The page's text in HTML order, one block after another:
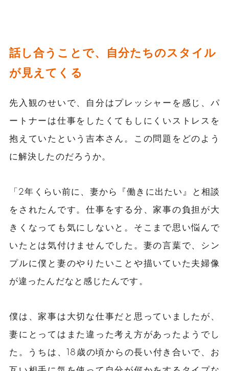
話し合うことで、自分たちのスタイル
が見えてくる
先入観のせいで、自分はプレッシャーを感じ、パ
ートナーは仕事をしたくてもしにくいストレスを
抱えていたという吉本さん。この問題をどのよう
に解決したのだろうか。
「2年くらい前に、妻から『働きに出たい』と相談
をされたんです。仕事をする分、家事の負担が大
きくなっても気にしないと。そこま で思い悩んで
いたとは気付けませんでした。妻の言葉で、シン
プルに僕と妻のやりたいことや描いていた夫婦像
が違ったんだなと感じたんです。
僕は、家事は大切な仕事だと思っていましたが、
妻にとってはまた違った考え方があったようでし
た。うちは、18歳の頃からの長い付き合いで、 お